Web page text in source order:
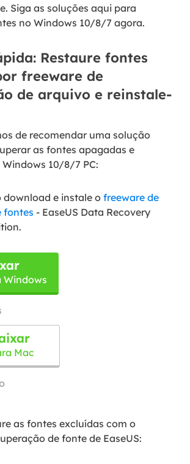
Siga as soluções aqui para
no Windows 10/8/7 agora.
Restaure fontes
freeware de
de arquivo e reinstale-
de recomendar uma solução
as fontes apagadas e
10/8/7 PC:
download e instale o freeware de
fontes - EaseUS Data Recovery
Windows
Mac
as fontes excluídas com o
de fonte de EaseUS: